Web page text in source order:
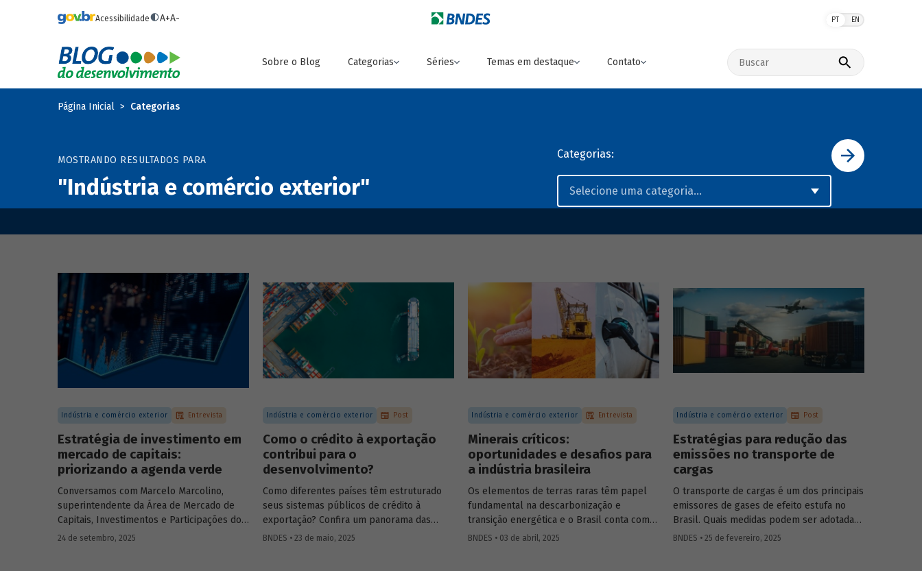
Acessibilidade A+A- PT EN
Sobre o Blog Categorias Séries Temas em destaque Contato
Buscar no site
Página Inicial Categorias
MOSTRANDO RESULTADOS PARA
"Indústria e comércio exterior"
Categorias:
Indústria e comércio exterior Entrevista
Estratégia de investimento em
mercado de capitais:
priorizando a agenda verde
Conversamos com Marcelo Marcolino,
superintendente da Área de Mercado de
Capitais, Investimentos e Participações do
BNDES, e representantes de duas das
24 de setembro, 2025
Indústria e comércio exterior Post
Como o crédito à exportação
contribui para o
desenvolvimento?
Como diferentes países têm estruturado
seus sistemas públicos de crédito à
exportação? Confira um panorama das
principais experiências internacionais e
BNDES • 23 de maio, 2025
Indústria e comércio exterior Entrevista
Minerais críticos:
oportunidades e desafios para
a indústria brasileira
Os elementos de terras raras têm papel
fundamental na descarbonização e
transição energética e o Brasil conta com
os recursos naturais necessários para
BNDES • 03 de abril, 2025
Indústria e comércio exterior Post
Estratégias para redução das
emissões no transporte de
cargas
O transporte de cargas é um dos principais
emissores de gases de efeito estufa no
Brasil. Quais medidas podem ser adotadas
para reduzir seu impacto ambiental?
BNDES • 25 de fevereiro, 2025